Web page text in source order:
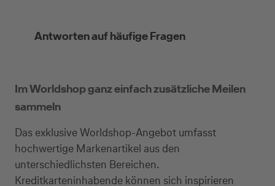
Antworten auf häufige Fragen
Im Worldshop ganz einfach zusätzliche Meilen
sammeln
Das exklusive Worldshop-Angebot umfasst
hochwertige Markenartikel aus den
unterschiedlichsten Bereichen.
Kreditkarteninhabende können sich inspirieren